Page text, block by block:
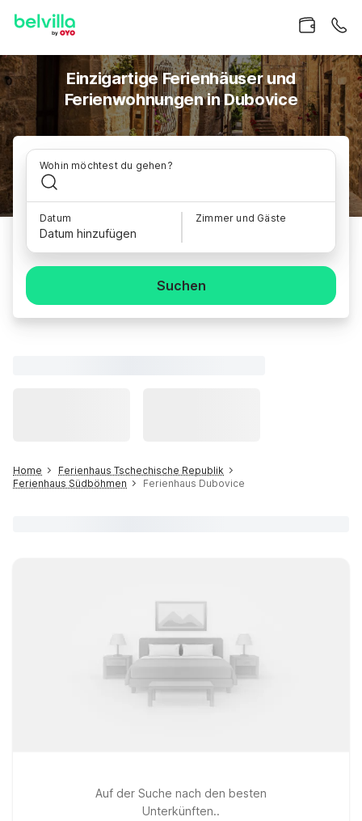
Einzigartige Ferienhäuser und
Ferienwohnungen in Dubovice
Wohin möchtest du gehen?
Datum
Datum hinzufügen
Zimmer und Gäste
Suchen
Home
Ferienhaus Tschechische Republik
Ferienhaus Südböhmen
Ferienhaus Dubovice
Auf der Suche nach den besten
Unterkünften..